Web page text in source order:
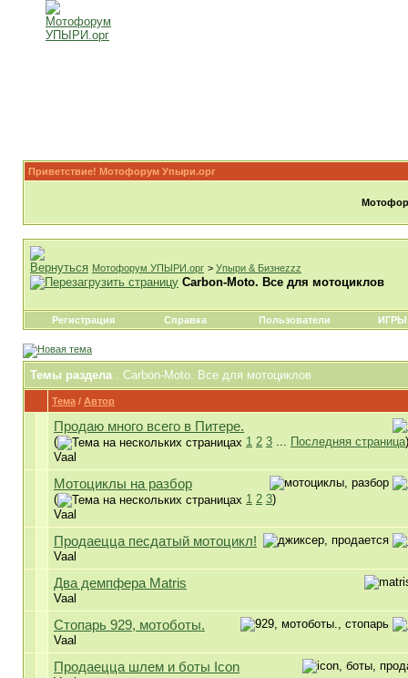
Приветствие! Мотофорум Упыри.орг
Мотофорум УПЫРИ.орг > Упыри & Бизнеzzz
Carbon-Moto. Все для мотоциклов
Регистрация Справка Пользователи ИГРЫ
Темы раздела: Carbon-Moto. Все для мотоциклов
Тема / Автор
Продаю много всего в Питере.
( 1 2 3 ... Последняя страница)
Vaal
Мотоциклы на разбор
( 1 2 3)
Vaal
Продаецца песдатый мотоцикл!
Vaal
Два демпфера Matris
Vaal
Стопарь 929, мотоботы.
Vaal
Продаецца шлем и боты Icon